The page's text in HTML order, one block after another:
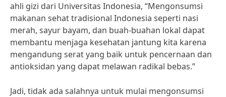
ahli gizi dari Universitas Indonesia, “Mengonsumsi
makanan sehat tradisional Indonesia seperti nasi
merah, sayur bayam, dan buah-buahan lokal dapat
membantu menjaga kesehatan jantung kita karena
mengandung serat yang baik untuk pencernaan dan
antioksidan yang dapat melawan radikal bebas.”
Jadi, tidak ada salahnya untuk mulai mengonsumsi